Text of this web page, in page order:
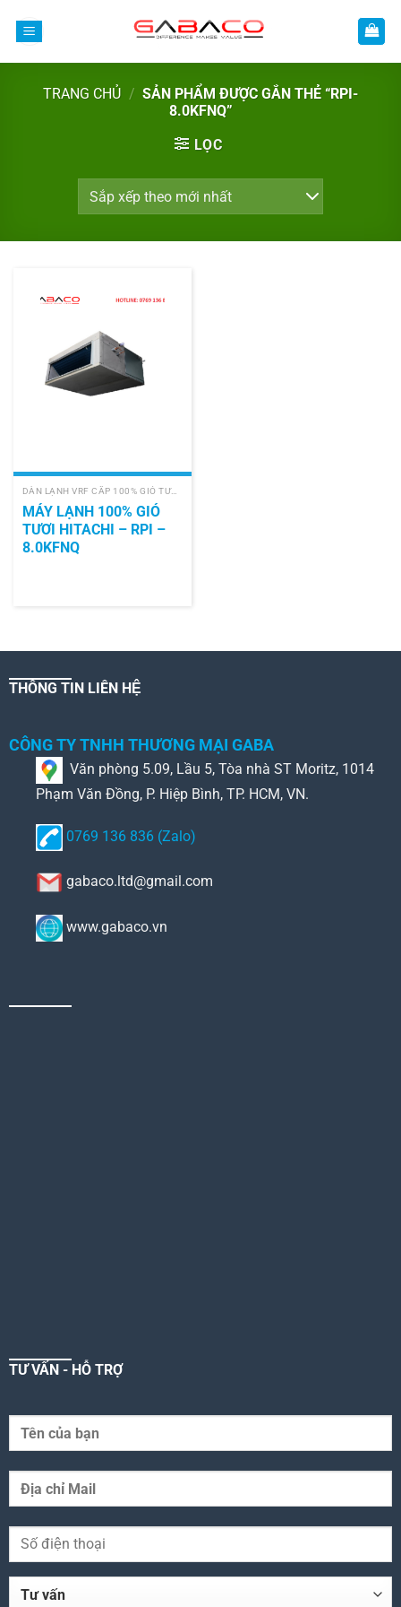
TRANG CHỦ / SẢN PHẨM ĐƯỢC GẮN THẺ “RPI-
8.0KFNQ”
LỌC
DÀN LẠNH VRF CẤP 100% GIÓ TƯƠI (PAU)
MÁY LẠNH 100% GIÓ
TƯƠI HITACHI – RPI –
8.0KFNQ
THÔNG TIN LIÊN HỆ
CÔNG TY TNHH THƯƠNG MẠI GABA
Văn phòng 5.09, Lầu 5, Tòa nhà ST Moritz, 1014
Phạm Văn Đồng, P. Hiệp Bình, TP. HCM, VN.
0769 136 836 (Zalo)
gabaco.ltd@gmail.com
www.gabaco.vn
TƯ VẤN - HỖ TRỢ